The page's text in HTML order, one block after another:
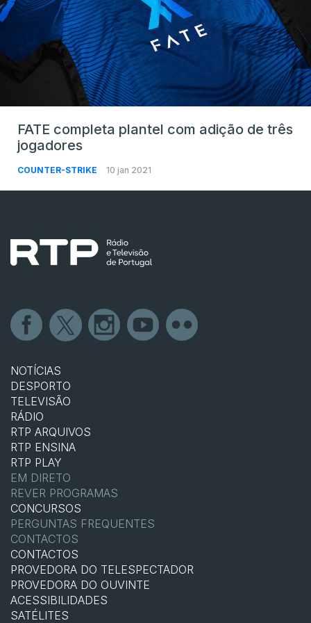
FATE completa plantel com adição de três
jogadores
COUNTER-STRIKE 10 jan 2021
NOTÍCIAS
DESPORTO
TELEVISÃO
RÁDIO
RTP ARQUIVOS
RTP ENSINA
RTP PLAY
EM DIRETO
REVER PROGRAMAS
CONCURSOS
PERGUNTAS FREQUENTES
CONTACTOS
CONTACTOS
PROVEDORA DO TELESPECTADOR
PROVEDORA DO OUVINTE
ACESSIBILIDADES
SATÉLITES